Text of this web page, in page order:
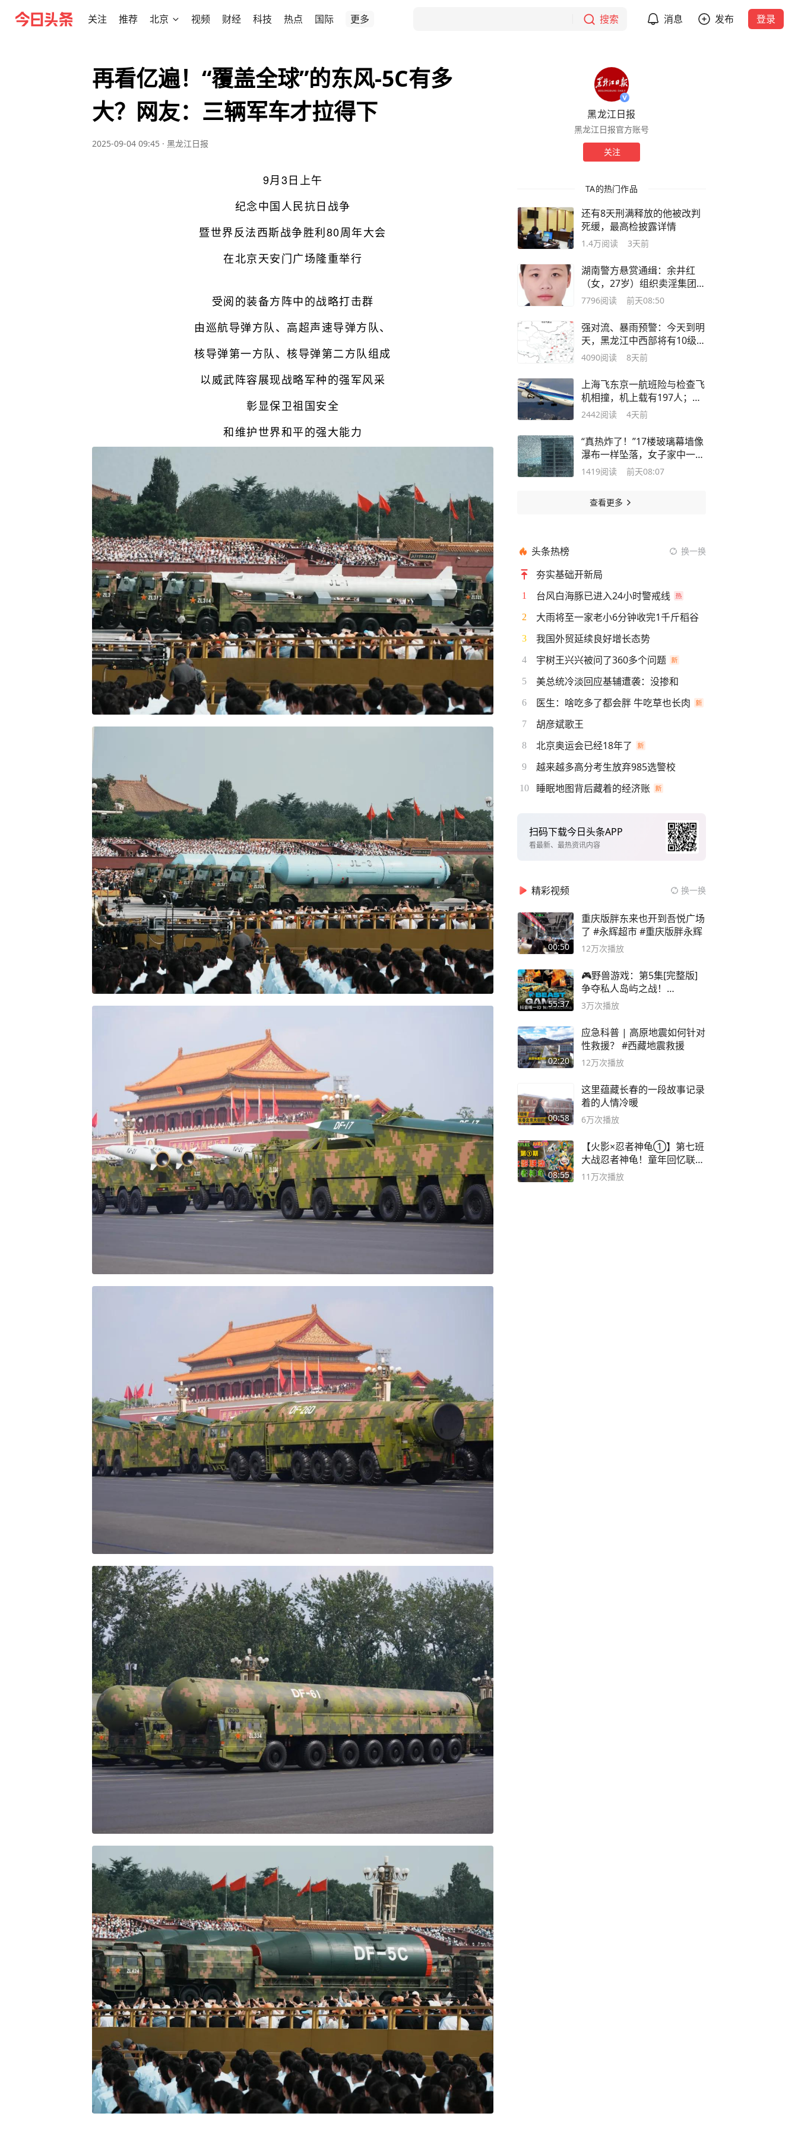
关注 推荐 北京 视频 财经 科技 热点 国际 更多 搜索 消息 发布 登录
再看亿遍！“覆盖全球”的东风-5C有多
大？网友：三辆军车才拉得下
2025-09-04 09:45 · 黑龙江日报
9月3日上午
纪念中国人民抗日战争
暨世界反法西斯战争胜利80周年大会
在北京天安门广场隆重举行
受阅的装备方阵中的战略打击群
由巡航导弹方队、高超声速导弹方队、
核导弹第一方队、核导弹第二方队组成
以威武阵容展现战略军种的强军风采
彰显保卫祖国安全
和维护世界和平的强大能力
黑龙江日报
黑龙江日报官方账号
关注
TA的热门作品
还有8天刑满释放的他被改判
死缓，最高检披露详情
1.4万阅读 3天前
湖南警方悬赏通缉：余井红
（女，27岁）组织卖淫集团主
犯，王开坚（男，39岁）毒品
7796阅读 前天08:50
强对流、暴雨预警：今天到明
天，黑龙江中西部将有10级以
上雷暴大风，局地不排除出现
4090阅读 8天前
上海飞东京一航班险与检查飞
机相撞，机上载有197人；空
中防撞系统启动，两机垂直高
声：飞机降落三次才成功
2442阅读 4天前
“真热炸了！”17楼玻璃幕墙像
瀑布一样坠落，女子家中一个
月内发生了两次玻璃自爆；维
1419阅读 前天08:07
查看更多
头条热榜 换一换
夯实基础开新局
1 台风白海豚已进入24小时警戒线
2 大雨将至一家老小6分钟收完1千斤稻谷
3 我国外贸延续良好增长态势
4 宇树王兴兴被问了360多个问题
5 美总统冷淡回应基辅遭袭：没掺和
6 医生：啥吃多了都会胖 牛吃草也长肉
7 胡彦斌歌王
8 北京奥运会已经18年了
9 越来越多高分考生放弃985选警校
10 睡眠地图背后藏着的经济账
扫码下载今日头条APP
看最新、最热资讯内容
精彩视频 换一换
00:50
重庆版胖东来也开到吾悦广场
了 #永辉超市 #重庆版胖永辉
12万次播放
55:37
🎮野兽游戏：第5集[完整版]
争夺私人岛屿之战！
#MrBeastChina
3万次播放
02:20
应急科普 | 高原地震如何针对
性救援？ #西藏地震救援
12万次播放
00:58
这里蕴藏长春的一段故事记录
着的人情冷暖
6万次播放
08:55
【火影×忍者神龟①】第七班
大战忍者神龟！童年回忆联动
论武？
11万次播放